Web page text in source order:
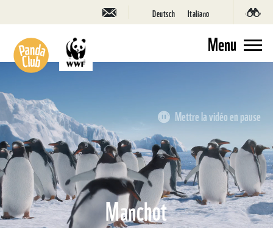
Deutsch Italiano
Menu
Mettre la vidéo en pause
Manchot